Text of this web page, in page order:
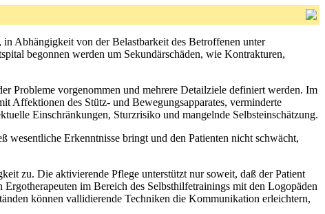
Abhängigkeit von der Belastbarkeit des Betroffenen unter
begonnen werden um Sekundärschäden, wie Kontrakturen,
Probleme vorgenommen und mehrere Detailziele definiert werden. Im
Affektionen des Stütz- und Bewegungsapparates, verminderte
Einschränkungen, Sturzrisiko und mangelnde Selbsteinschätzung.
Erkenntnisse bringt und den Patienten nicht schwächt,
zu. Die aktivierende Pflege unterstützt nur soweit, daß der Patient
im Bereich des Selbsthilfetrainings mit den Logopäden
können vallidierende Techniken die Kommunikation erleichtern,